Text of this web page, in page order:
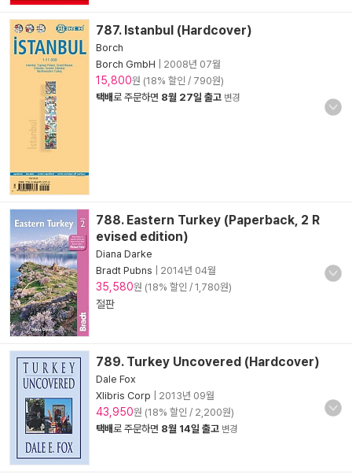
787. Istanbul (Hardcover)
Borch
Borch GmbH
2008년 07월
15,800원 (18% 할인 / 790원)
택배로 주문하면 8월 27일 출고 변경
788. Eastern Turkey (Paperback, 2 R
evised edition)
Diana Darke
Bradt Pubns
2014년 04월
35,580원 (18% 할인 / 1,780원)
절판
789. Turkey Uncovered (Hardcover)
Dale Fox
Xlibris Corp
2013년 09월
43,950원 (18% 할인 / 2,200원)
택배로 주문하면 8월 14일 출고 변경